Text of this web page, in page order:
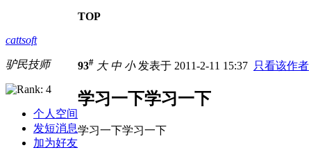
TOP
cattsoft
驴民技师
个人空间
发短消息
加为好友
93# 大 中 小发表于 2011-2-11 15:37 只看该作者
学习一下学习一下
学习一下学习一下